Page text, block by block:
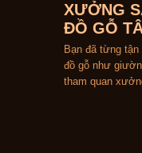
XƯỞNG
ĐỒ GỖ
Bạn đã từng
đồ gỗ như
tham quan